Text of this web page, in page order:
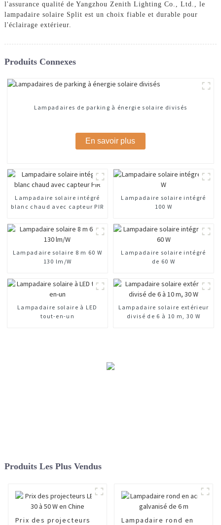
l'assurance qualité de Yangzhou Zenith Lighting Co., Ltd., le
lampadaire solaire Split est un choix fiable et durable pour
l'éclairage extérieur.
Produits Connexes
Lampadaires de parking à énergie solaire divisés
En savoir plus
Lampadaire solaire intégré
blanc chaud avec capteur PIR
Lampadaire solaire intégré
100 W
Lampadaire solaire 8 m 60 W
130 lm/W
Lampadaire solaire intégré
de 60 W
Lampadaire solaire à LED
tout-en-un
Lampadaire solaire extérieur
divisé de 6 à 10 m, 30 W
Produits Les Plus Vendus
Prix ​​des projecteurs
Lampadaire rond en